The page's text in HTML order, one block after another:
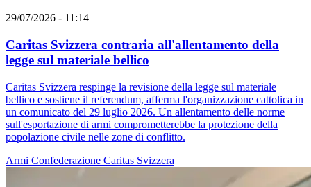
29/07/2026 - 11:14
Caritas Svizzera contraria all'allentamento della
legge sul materiale bellico
Caritas Svizzera respinge la revisione della legge sul materiale
bellico e sostiene il referendum, afferma l'organizzazione cattolica in
un comunicato del 29 luglio 2026. Un allentamento delle norme
sull'esportazione di armi comprometterebbe la protezione della
popolazione civile nelle zone di conflitto.
Armi Confederazione Caritas Svizzera